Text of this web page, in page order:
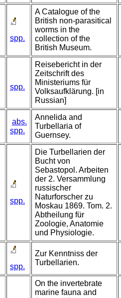
spp.
A Catalogue of the
British non-parasitical
worms in the
collection of the
British Museum.
spp.
Reisebericht in der
Zeitschrift des
Ministeriums für
Volksaufklärung. [in
Russian]
abs.
spp.
Annelida and
Turbellaria of
Guernsey.
spp.
Die Turbellarien der
Bucht von
Sebastopol. Arbeiten
der 2. Versammlung
russischer
Naturforscher zu
Moskau 1869. Tom. 2.
Abtheilung für
Zoologie, Anatomie
und Physiologie.
spp.
Zur Kenntniss der
Turbellarien.
On the invertebrate
marine fauna and